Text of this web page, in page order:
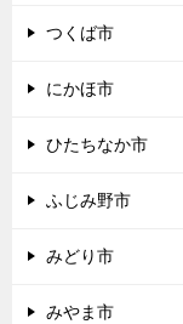
つくば市
にかほ市
ひたちなか市
ふじみ野市
みどり市
みやま市